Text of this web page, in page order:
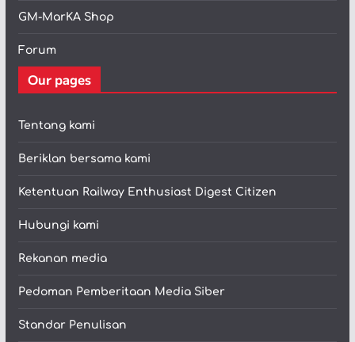
GM-MarKA Shop
Forum
Our pages
Tentang kami
Beriklan bersama kami
Ketentuan Railway Enthusiast Digest Citizen
Hubungi kami
Rekanan media
Pedoman Pemberitaan Media Siber
Standar Penulisan